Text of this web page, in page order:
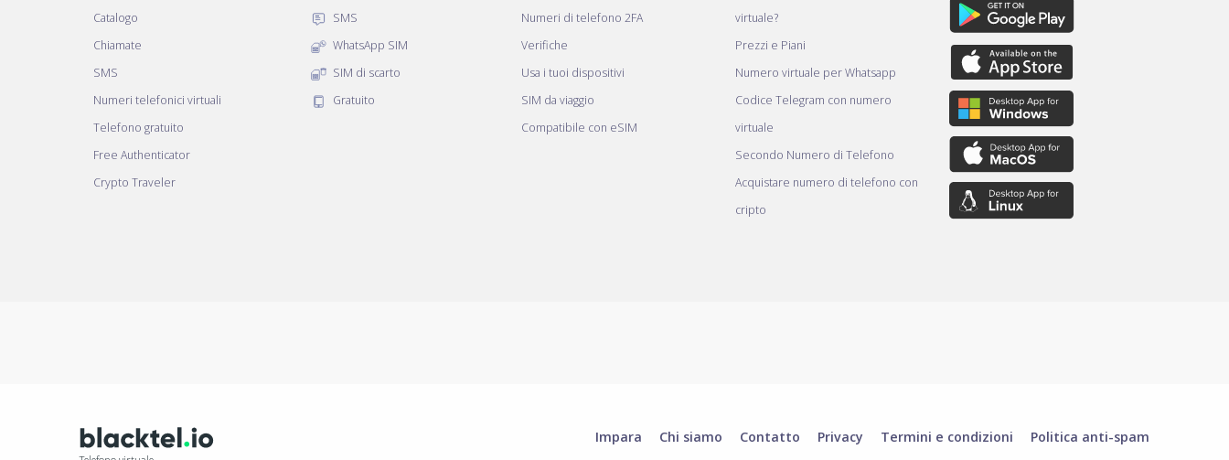
Catalogo
Chiamate
SMS
Numeri telefonici virtuali
Telefono gratuito
Free Authenticator
Crypto Traveler
SMS
WhatsApp SIM
SIM di scarto
Gratuito
Numeri di telefono 2FA
Verifiche
Usa i tuoi dispositivi
SIM da viaggio
Compatibile con eSIM
virtuale?
Prezzi e Piani
Numero virtuale per Whatsapp
Codice Telegram con numero
virtuale
Secondo Numero di Telefono
Acquistare numero di telefono con
cripto
Impara Chi siamo Contatto Privacy Termini e condizioni Politica anti-spam